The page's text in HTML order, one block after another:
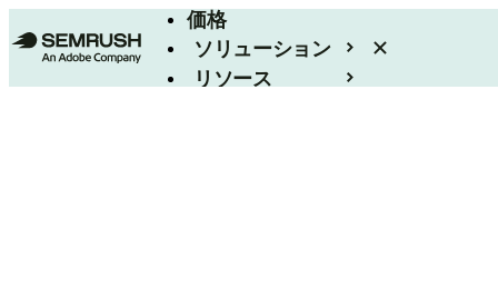
価格
ソリューション
リソース